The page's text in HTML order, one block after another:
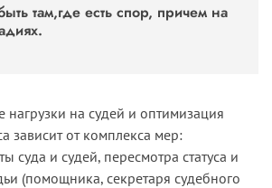
там,где есть спор, причем на
на судей и оптимизация
зависит от комплекса мер:
суда и судей, пересмотра статуса и
(помощника, секретаря судебного